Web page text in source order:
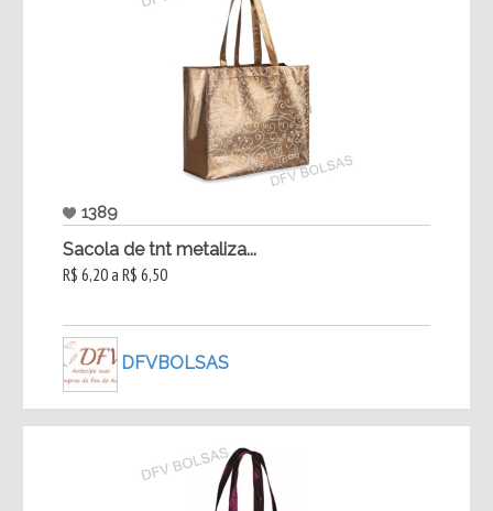
1389
Sacola de tnt metaliza...
R$ 6,20 a R$ 6,50
DFVBOLSAS